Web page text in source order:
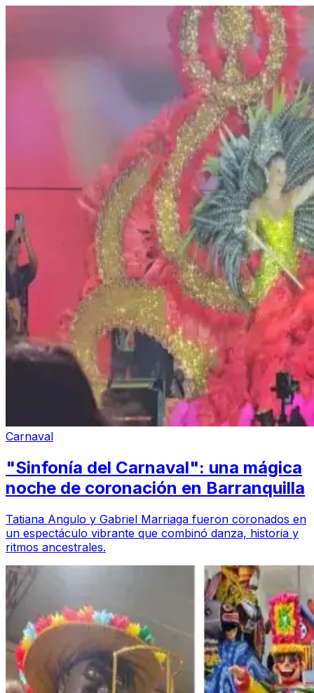
Carnaval
"Sinfonía del Carnaval": una mágica
noche de coronación en Barranquilla
Tatiana Angulo y Gabriel Marriaga fueron coronados en
un espectáculo vibrante que combinó danza, historia y
ritmos ancestrales.